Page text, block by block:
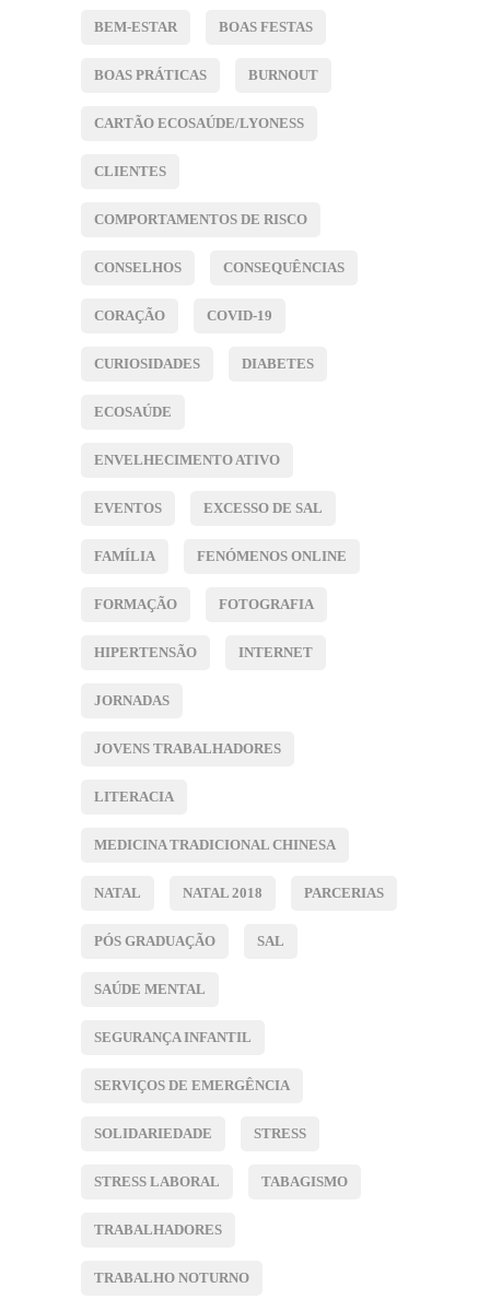
BEM-ESTAR BOAS FESTAS
BOAS PRÁTICAS BURNOUT
CARTÃO ECOSAÚDE/LYONESS
CLIENTES
COMPORTAMENTOS DE RISCO
CONSELHOS CONSEQUÊNCIAS
CORAÇÃO COVID-19
CURIOSIDADES DIABETES
ECOSAÚDE
ENVELHECIMENTO ATIVO
EVENTOS EXCESSO DE SAL
FAMÍLIA FENÓMENOS ONLINE
FORMAÇÃO FOTOGRAFIA
HIPERTENSÃO INTERNET
JORNADAS
JOVENS TRABALHADORES
LITERACIA
MEDICINA TRADICIONAL CHINESA
NATAL NATAL 2018 PARCERIAS
PÓS GRADUAÇÃO SAL
SAÚDE MENTAL
SEGURANÇA INFANTIL
SERVIÇOS DE EMERGÊNCIA
SOLIDARIEDADE STRESS
STRESS LABORAL TABAGISMO
TRABALHADORES
TRABALHO NOTURNO